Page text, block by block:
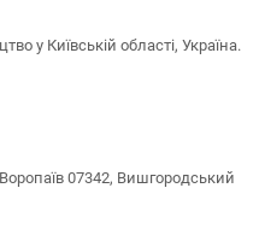
у Київській області, Україна.
07342, Вишгородський